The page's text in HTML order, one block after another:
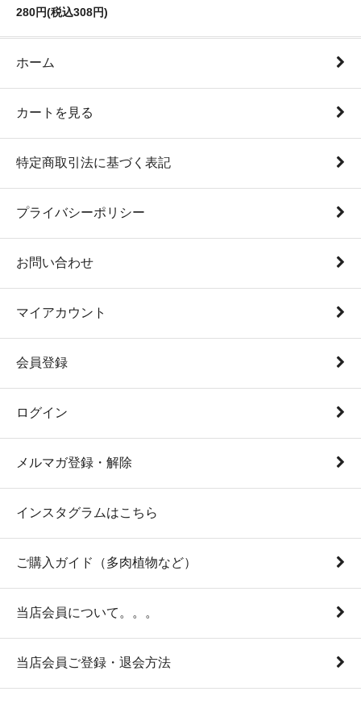
280円(税込308円)
ホーム
カートを見る
特定商取引法に基づく表記
プライバシーポリシー
お問い合わせ
マイアカウント
会員登録
ログイン
メルマガ登録・解除
インスタグラムはこちら
ご購入ガイド（多肉植物など）
当店会員について。。。
当店会員ご登録・退会方法